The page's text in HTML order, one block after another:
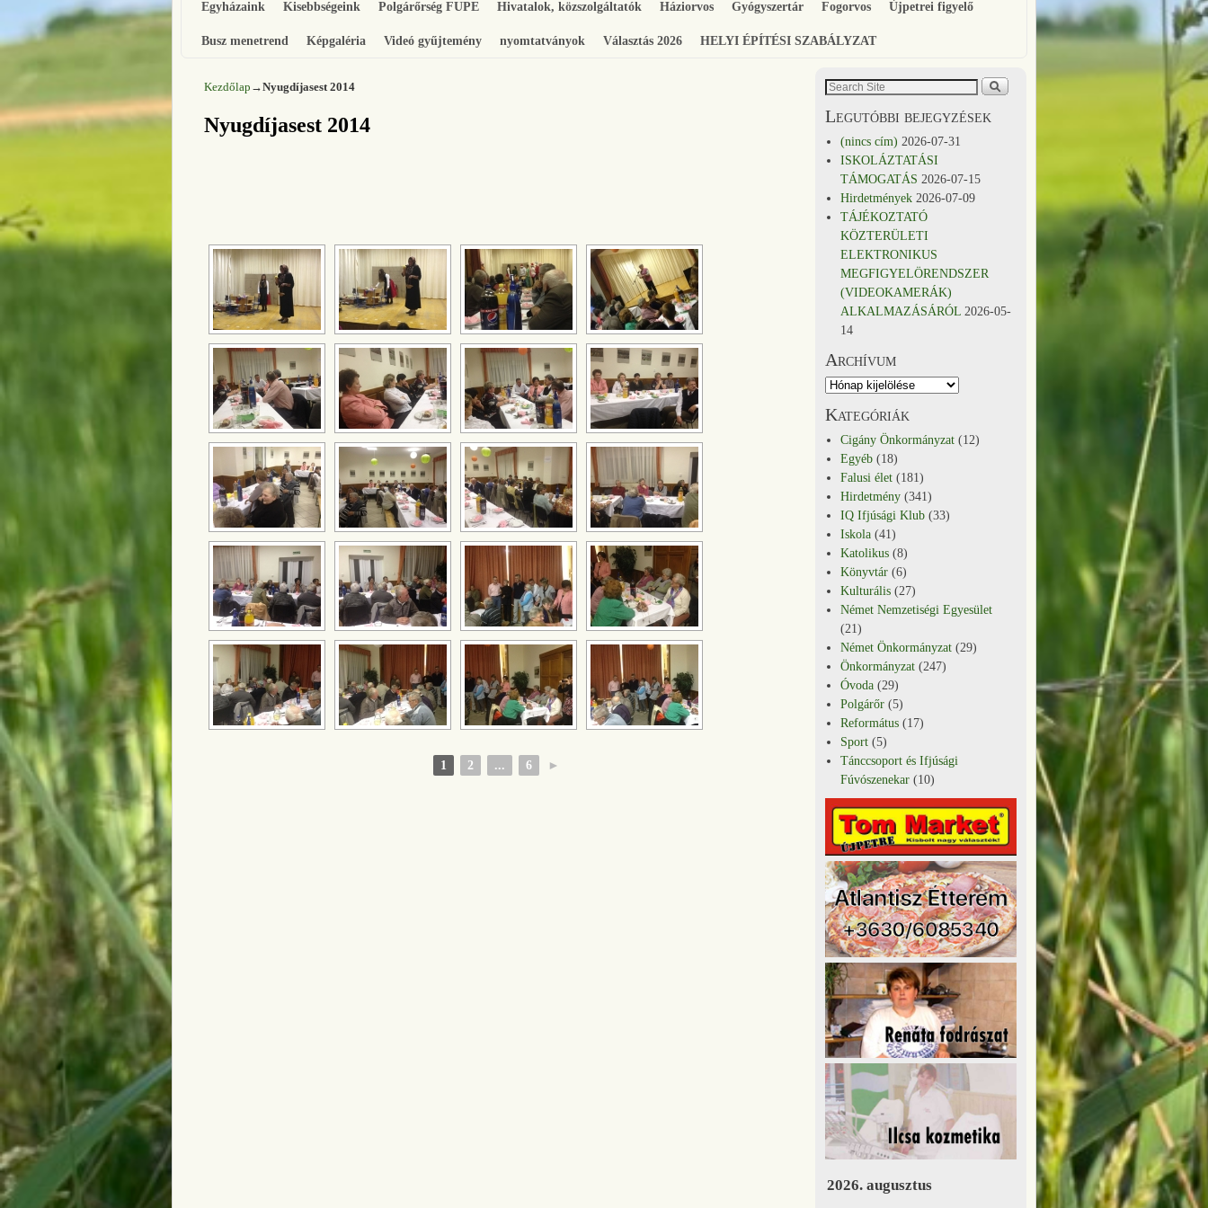
Egyházaink Kisebbségeink Polgárőrség FUPE Hivatalok, közszolgáltatók Háziorvos Gyógyszertár Fogorvos Újpetrei figyelő
Busz menetrend Képgaléria Videó gyűjtemény nyomtatványok Választás 2026 HELYI ÉPÍTÉSI SZABÁLYZAT
Kezdőlap →Nyugdíjasest 2014
Nyugdíjasest 2014
1 2 ... 6 ►
Legutóbbi bejegyzések
(nincs cím) 2026-07-31
ISKOLÁZTATÁSI
TÁMOGATÁS 2026-07-15
Hirdetmények 2026-07-09
TÁJÉKOZTATÓ
KÖZTERÜLETI
ELEKTRONIKUS
MEGFIGYELÖRENDSZER
(VIDEOKAMERÁK)
ALKALMAZÁSÁRÓL 2026-05-
14
Archívum
Kategóriák
Cigány Önkormányzat (12)
Egyéb (18)
Falusi élet (181)
Hirdetmény (341)
IQ Ifjúsági Klub (33)
Iskola (41)
Katolikus (8)
Könyvtár (6)
Kulturális (27)
Német Nemzetiségi Egyesület
(21)
Német Önkormányzat (29)
Önkormányzat (247)
Óvoda (29)
Polgárőr (5)
Református (17)
Sport (5)
Tánccsoport és Ifjúsági
Fúvószenekar (10)
2026. augusztus